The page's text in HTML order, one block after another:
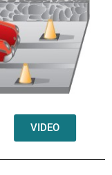
VIDEO